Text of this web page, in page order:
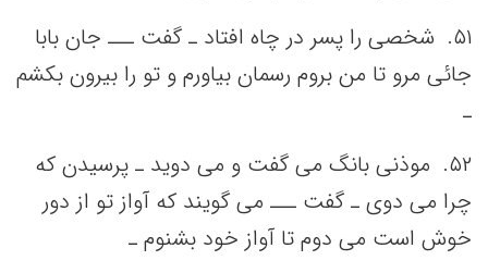
۵١. شخصی‌ را پسر در چاه افتاد ـ گفت‌ ـــ جان بابا
جائی‌ مرو تا من‌ بروم رسمان بیاورم و تو را بیرون بکشم‌
ـ
۵٢. موذنی‌ بانگ‌ می‌ گفت‌ و می‌ دوید ـ پرسیدن که‌
چرا می‌ دوی ـ گفت‌ ـــ می‌ گویند که‌ آواز تو از دور
خوش است‌ می‌ دوم تا آواز خود بشنوم ـ